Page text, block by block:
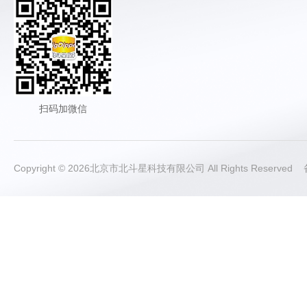
扫码加微信
Copyright © 2026北京市北斗星科技有限公司 All Rights Reserved